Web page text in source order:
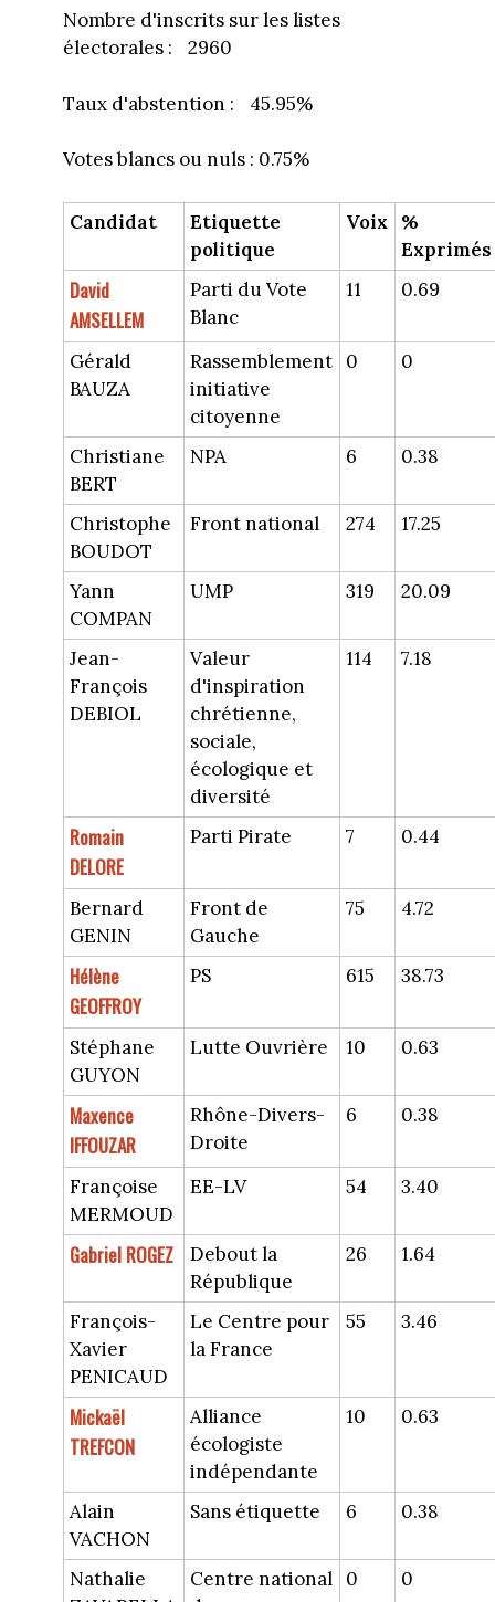
Nombre d'inscrits sur les listes
électorales : 2960
Taux d'abstention : 45.95%
Votes blancs ou nuls : 0.75%
Candidat
Etiquette
politique
Voix
%
Exprimés
David
AMSELLEM
Parti du Vote
Blanc
11 0.69
Gérald
BAUZA
Rassemblement
initiative
citoyenne
0 0
Christiane
BERT
NPA 6 0.38
Christophe
BOUDOT
Front national 274 17.25
Yann
COMPAN
UMP 319 20.09
Jean-
François
DEBIOL
Valeur
d'inspiration
chrétienne,
sociale,
écologique et
diversité
114 7.18
Romain
DELORE
Parti Pirate 7 0.44
Bernard
GENIN
Front de
Gauche
75 4.72
Hélène
GEOFFROY
PS 615 38.73
Stéphane
GUYON
Lutte Ouvrière 10 0.63
Maxence
IFFOUZAR
Rhône-Divers-
Droite
6 0.38
Françoise
MERMOUD
EE-LV 54 3.40
Gabriel ROGEZ
Debout la
République
26 1.64
François-
Xavier
PENICAUD
Le Centre pour
la France
55 3.46
Mickaël
TREFCON
Alliance
écologiste
indépendante
10 0.63
Alain
VACHON
Sans étiquette 6 0.38
Nathalie
Centre national
0 0